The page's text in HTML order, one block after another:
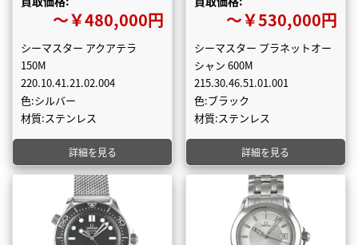
〜￥480,000円
シーマスター アクアテラ
150M
220.10.41.21.02.004
色:シルバー
材質:ステンレス
詳細を見る
〜￥530,000円
シーマスター プラネットオー
シャン 600M
215.30.46.51.01.001
色:ブラック
材質:ステンレス
詳細を見る